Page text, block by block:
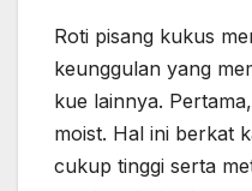
Roti pisang kukus
keunggulan yang
kue lainnya.
moist. Hal ini berkat
cukup tinggi serta